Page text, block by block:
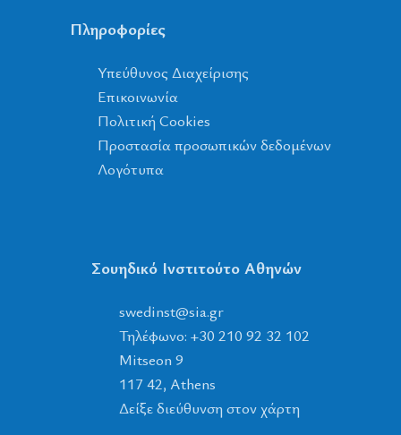
Πληροφορίες
Υπεύθυνος Διαχείρισης
Επικοινωνία
Πολιτική Cookies
Προστασία προσωπικών δεδομένων
Λογότυπα
Σουηδικό Ινστιτούτο Αθηνών
rg
.
ais
@
tsnidews
Τηλέφωνο: +30 210 92 32 102
Mitseon 9
117 42, Athens
Δείξε διεύθυνση στον χάρτη